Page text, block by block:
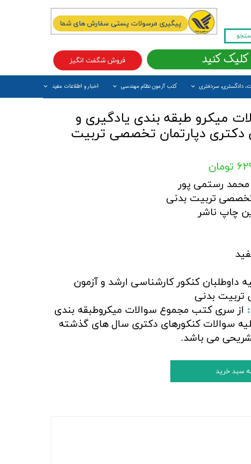
دادگستری، سردفتری کتب آزمون نظام مهندسی اخبار و اطلاعات مفید
فروش شگفت انگیز کنید
پیگیری مرسولات پستی سفارش های شما
میکرو طبقه بندی یادگیری و
دکتری دپارتمان تخصصی تربیت
محمد رستمی پور
تخصصی تربیت بدنی
چاپ ناشر
داوطلبان کنکور کارشناسی ارشد و آزمون
تربیت بدنی
از سری کتب مجموع سوالات میکروطبقه بندی
سوالات کنکورهای دکتری سال های گذشته
می باشد.
سبد خرید